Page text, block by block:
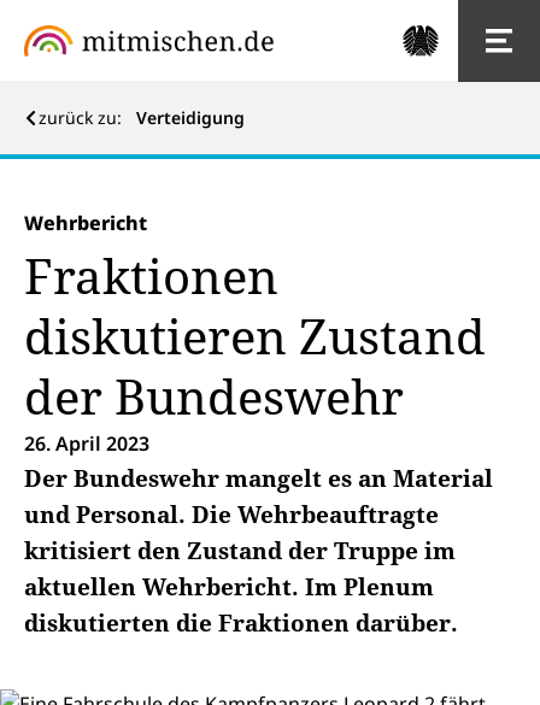
zurück zu: Verteidigung
Wehrbericht
Fraktionen
diskutieren Zustand
der Bundeswehr
26. April 2023
Der Bundeswehr mangelt es an Material
und Personal. Die Wehrbeauftragte
kritisiert den Zustand der Truppe im
aktuellen Wehrbericht. Im Plenum
diskutierten die Fraktionen darüber.